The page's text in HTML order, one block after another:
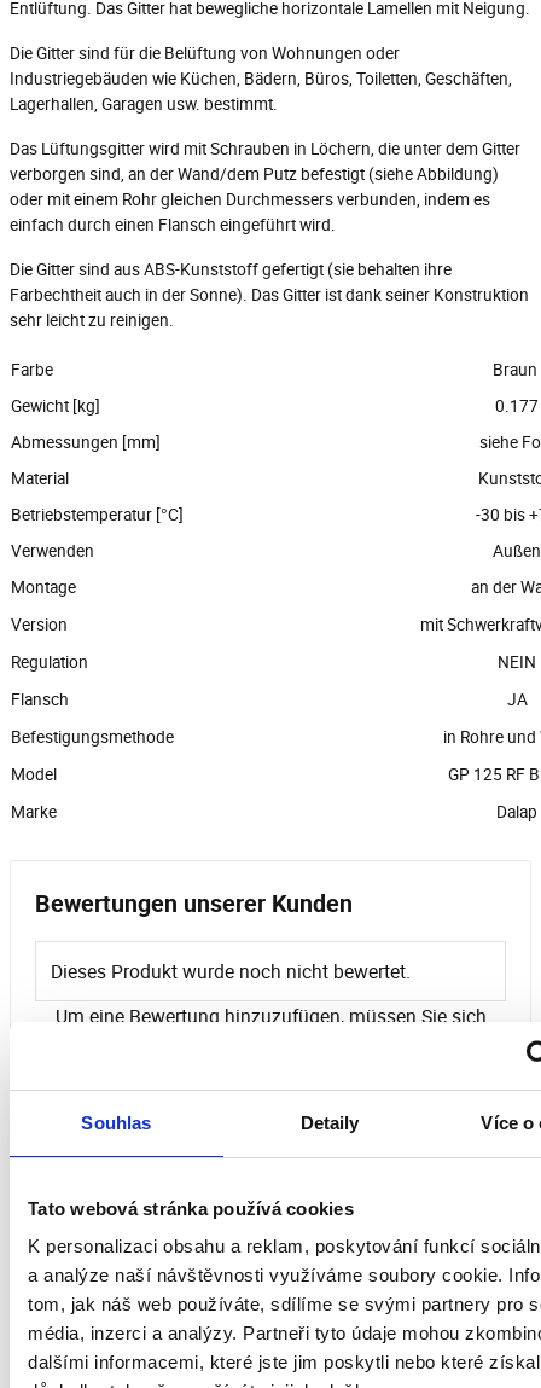
Souhlas Detaily Více o
Tato webová stránka používá cookies
K personalizaci obsahu a reklam, poskytování funkcí
a analýze naší návštěvnosti využíváme soubory cookie.
tom, jak náš web používáte, sdílíme se svými partnery pro
média, inzerci a analýzy. Partneři tyto údaje mohou
dalšími informacemi, které jste jim poskytli nebo které
Entlüftung. Das Gitter hat bewegliche horizontale Lamellen mit Neigung.
Die Gitter sind für die Belüftung von Wohnungen oder
Industriegebäuden wie Küchen, Bädern, Büros, Toiletten, Geschäften,
Lagerhallen, Garagen usw. bestimmt.
Das Lüftungsgitter wird mit Schrauben in Löchern, die unter dem Gitter
verborgen sind, an der Wand/dem Putz befestigt (siehe Abbildung)
oder mit einem Rohr gleichen Durchmessers verbunden, indem es
einfach durch einen Flansch eingeführt wird.
Die Gitter sind aus ABS-Kunststoff gefertigt (sie behalten ihre
Farbechtheit auch in der Sonne). Das Gitter ist dank seiner Konstruktion
sehr leicht zu reinigen.
Farbe
Braun
Gewicht [kg]
0.177
Abmessungen [mm]
siehe
Material
Betriebstemperatur [°C]
-30 bis
Verwenden
Außen
Montage
an der
Version
mit
Regulation
NEIN
Flansch
JA
Befestigungsmethode
in Rohre und
Model
GP 125 RF
Marke
Dalap
Bewertungen unserer Kunden
Dieses Produkt wurde noch nicht bewertet.
Um eine Bewertung hinzuzufügen, müssen Sie sich